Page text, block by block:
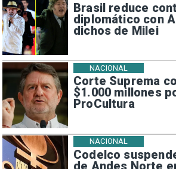
Brasil reduce
diplomático con
dichos de Milei
Corte Suprema
$1.000 millones
ProCultura
NACIONAL
Codelco
NACIONAL